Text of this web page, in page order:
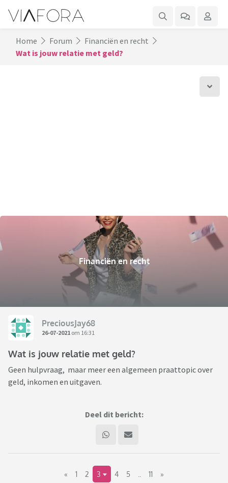
Home Forum
Financiën en recht
Wat is jouw relatie met geld?
Financiën en recht
PreciousJay68
26-07-2021 om 16:31
Wat is jouw relatie met geld?
Geen hulpvraag, maar meer een algemeen praattopic over
geld, inkomen en uitgaven.
Deel dit bericht:
« 1 2 3 4 5 11 »